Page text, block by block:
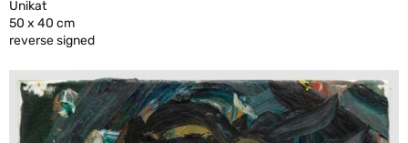
Unikat
50 x 40 cm
reverse signed